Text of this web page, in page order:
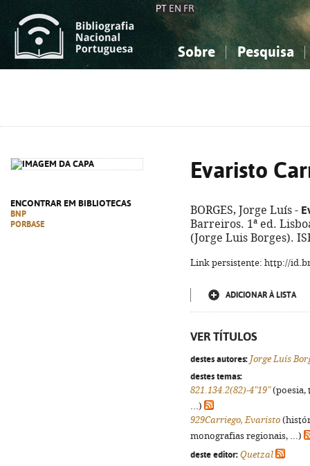
PT EN FR
Sobre Pesquisa
ENCONTRAR EM BIBLIOTECAS
BNP
PORBASE
Evaristo
BORGES, Jorge Luís -
Barreiros. 1ª ed.
(Jorge Luis Borges).
Link persistente: http://
ADICIONAR À LISTA
VER TÍTULOS
destes autores: Jorge Luís
destes temas:
821.134.2(82)-4"19"(poesia,
...)
929Carriego, Evaristo
monografias regionais, ...)
deste editor: Quetzal